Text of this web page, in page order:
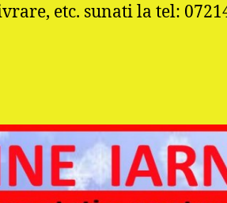
etc. sunati la tel: